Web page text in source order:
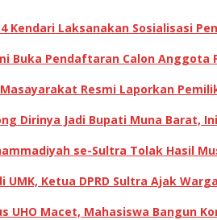
Kendari Laksanakan Sosialisasi
Buka Pendaftaran Calon Anggota
Resmi Laporkan
Dirinya Jadi Bupati Muna Barat,
se-Sultra Tolak Hasil
UMK, Ketua DPRD Sultra Ajak
UHO Macet, Mahasiswa Bangun